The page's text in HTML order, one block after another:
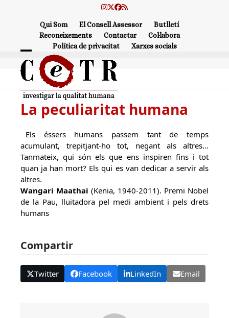
Instagram
Twitter
Facebook
RSS
Qui Som El Consell Assessor
Butlletí
Reconeixements
Contactar
Col·labora
Política de privacitat
Xarxes socials
Open
mobile
menu
Close
mobile
menu
La peculiaritat humana
Els éssers humans passem tant de temps
acumulant, trepitjant-ho tot, negant als altres…
Tanmateix, qui són els que ens inspiren fins i tot
quan ja han mort? Els qui es van dedicar a servir als
altres.
Wangari Maathai (Kenia, 1940-2011). Premi Nobel
de la Pau, lluitadora pel medi ambient i pels drets
humans
Compartir
Twitter Facebook LinkedIn Email